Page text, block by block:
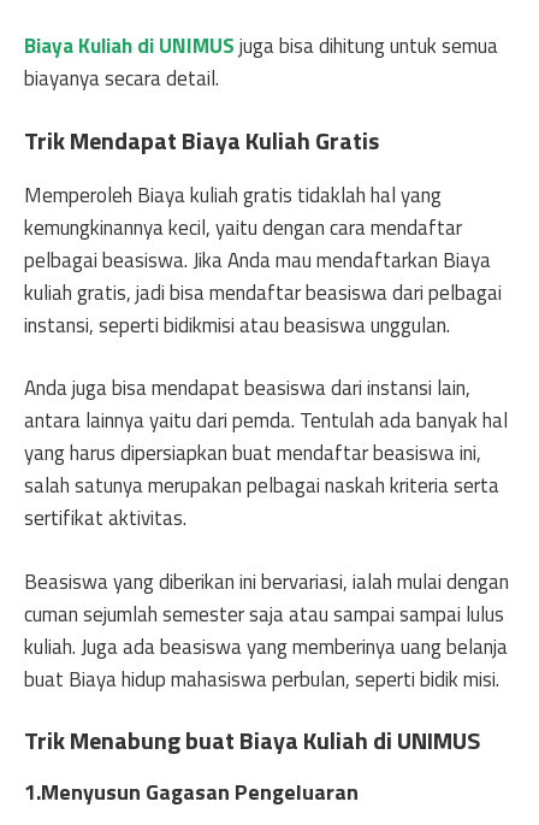
Biaya Kuliah di UNIMUSjuga bisa dihitung untuk semua
biayanya secara detail.
Trik Mendapat Biaya Kuliah Gratis
Memperoleh Biaya kuliah gratis tidaklah hal yang
kemungkinannya kecil, yaitu dengan cara mendaftar
pelbagai beasiswa. Jika Anda mau mendaftarkan Biaya
kuliah gratis, jadi bisa mendaftar beasiswa dari pelbagai
instansi, seperti bidikmisi atau beasiswa unggulan.
Anda juga bisa mendapat beasiswa dari instansi lain,
antara lainnya yaitu dari pemda. Tentulah ada banyak hal
yang harus dipersiapkan buat mendaftar beasiswa ini,
salah satunya merupakan pelbagai naskah kriteria serta
sertifikat aktivitas.
Beasiswa yang diberikan ini bervariasi, ialah mulai dengan
cuman sejumlah semester saja atau sampai sampai lulus
kuliah. Juga ada beasiswa yang memberinya uang belanja
buat Biaya hidup mahasiswa perbulan, seperti bidik misi.
Trik Menabung buatBiaya Kuliah di UNIMUS
1.Menyusun Gagasan Pengeluaran